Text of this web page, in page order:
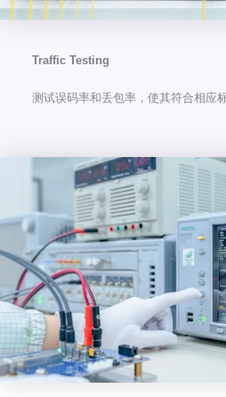
Traffic Testing
测试误码率和丢包率，使其符合相应